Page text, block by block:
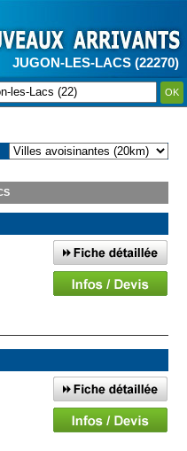
JUGON-LES-LACS (22270)
OK